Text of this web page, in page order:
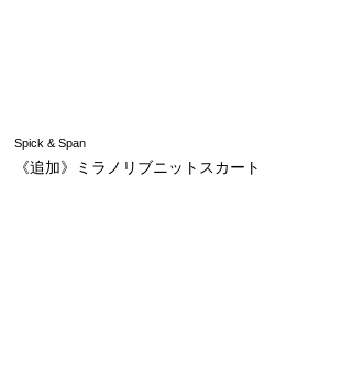
Spick & Span
《追加》ミラノリブニットスカート